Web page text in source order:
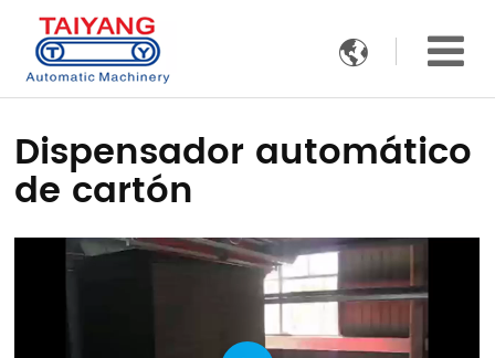

Dispensador automático
de cartón